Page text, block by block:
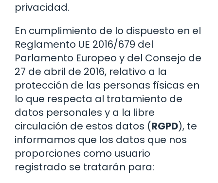
privacidad.
En cumplimiento de lo dispuesto en el
Reglamento UE 2016/679 del
Parlamento Europeo y del Consejo de
27 de abril de 2016, relativo a la
protección de las personas físicas en
lo que respecta al tratamiento de
datos personales y a la libre
circulación de estos datos (RGPD), te
informamos que los datos que nos
proporciones como usuario
registrado se tratarán para: